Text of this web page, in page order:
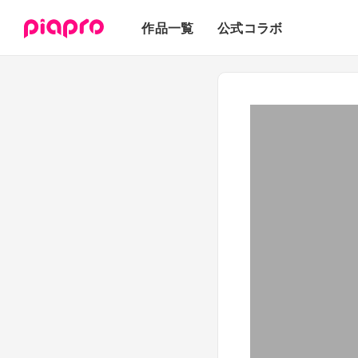
作品一覧
3Dモデル
公式コラボ